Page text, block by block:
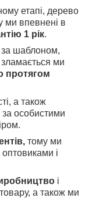
етапі, дерево
ми впевнені в
1 рік.
за шаблоном,
ми
протягом
а також
за особистими
тому ми
і
і
а також ми